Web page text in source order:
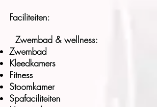
Faciliteiten:
Zwembad & wellness:
Zwembad
Kleedkamers
Fitness
Stoomkamer
Spafaciliteiten